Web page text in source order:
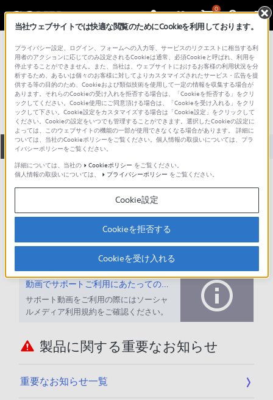
0
総合サポート・お問い合わせ KDDI
URBANO BARONE
全て ダウンロード 取扱説明書 Q&A
製品に関する重要なお知らせ
お知らせ
ご意見箱 ／改善事例紹介
動画でサポートご利用にあたってのお願い
サポート動画をご利用の際にはソーシャ
ルメディア利用規約をご確認ください。
製品に関する重要なお知らせ
重要なお知らせ一覧
当社ウェブサイトでは快適な閲覧のためにCookieを利用しております。
プライバシー設定、ログイン、フォームへの入力等、サービスのリクエストに相当する利
用者のアクションに応じてのみ設定されるCookieは通常、必須Cookieと呼ばれ、利用を
停止することができません。また、当社は、ウェブサイトにおけるお客様の利用状況を分
析するため、あるいは個々のお客様に対してよりカスタマイズされたサービス・広告を提
供する等の目的のため、Cookieおよび類似技術を使用して一定の情報を収集する場合が
あります。それらのCookieの受け入れを拒否する場合は、「Cookieを拒否する」をクリ
ックしてください。Cookie使用にご同意頂ける場合は、「Cookieを受け入れる」をクリ
ックして下さい。Cookie設定をカスタマイズする場合は「Cookie設定」をクリックして
ください。Cookieの設定をいつでも管理することができます。選択したCookieの設定に
よっては、このウェブサイトの機能の一部が使用できなくなる場合があります。 詳細に
ついては、当社のCookieポリシーをご覧ください。個人情報の取扱いについては、プラ
イバシーポリシーをご覧ください。
詳細については、当社の
Cookieポリシー をご覧ください。
個人情報の取扱いについては、
プライバシーポリシー をご覧ください。
Cookie設定
Cookieを拒否する
Cookieを受け入れる